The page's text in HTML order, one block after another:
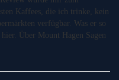
Kaffees, die ich trinke, kein
verfügbar. Was er so
Über Mount Hagen Sagen